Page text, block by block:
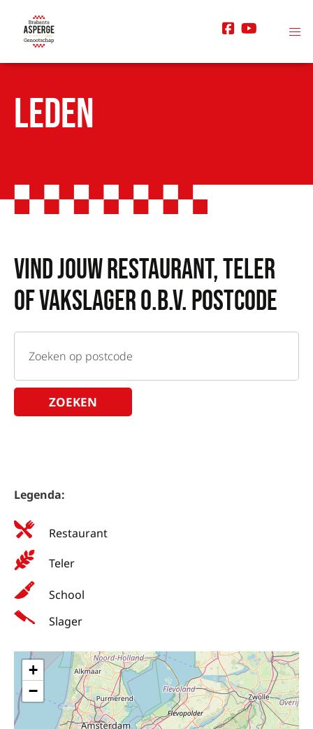
LEDEN
Vind jouw restaurant, teler
of vakSlager o.b.v. postcode
ZOEKEN
Legenda:
Restaurant
Teler
School
Slager
+
−